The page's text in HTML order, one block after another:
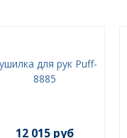
для рук Puff-
8885
12 015 руб